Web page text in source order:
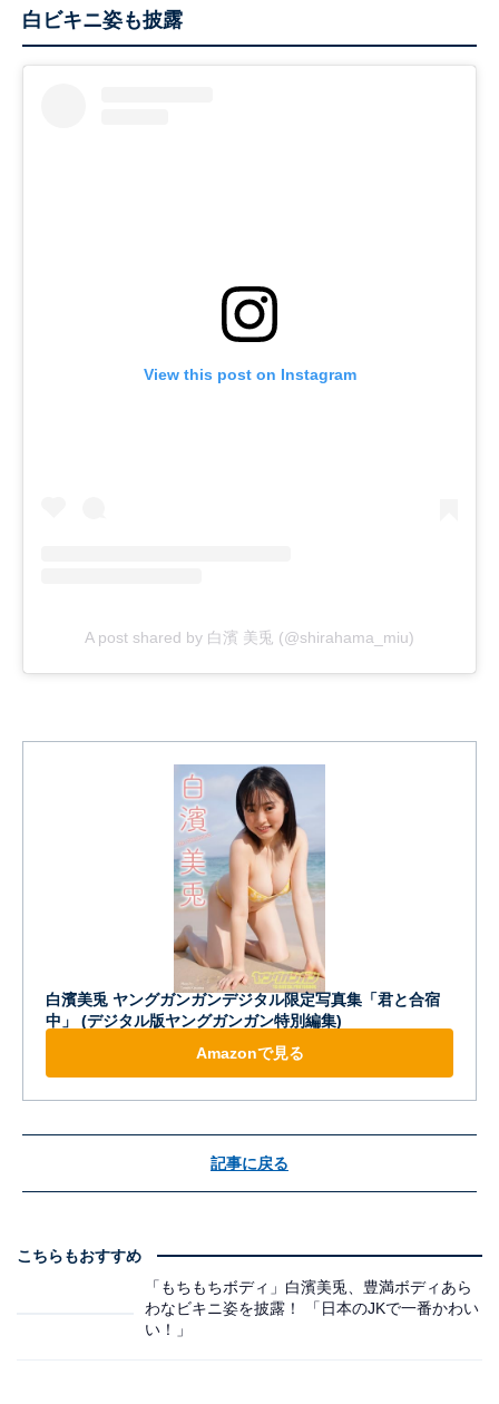
白ビキニ姿も披露
View this post on Instagram
A post shared by 白濱 美兎 (@shirahama_miu)
白濱美兎 ヤングガンガンデジタル限定写真集「君と合宿
中」 (デジタル版ヤングガンガン特別編集)
Amazonで見る
記事に戻る
こちらもおすすめ
「もちもちボディ」白濱美兎、豊満ボディあら
わなビキニ姿を披露！ 「日本のJKで一番かわい
い！」